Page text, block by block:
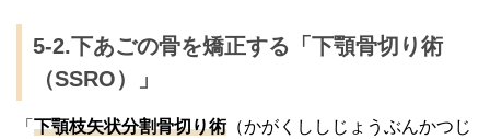
5-2.下あごの骨を矯正する「下顎骨切り術
（SSRO）」
「 下顎枝矢状分割骨切り術（かがくししじょうぶんかつじ